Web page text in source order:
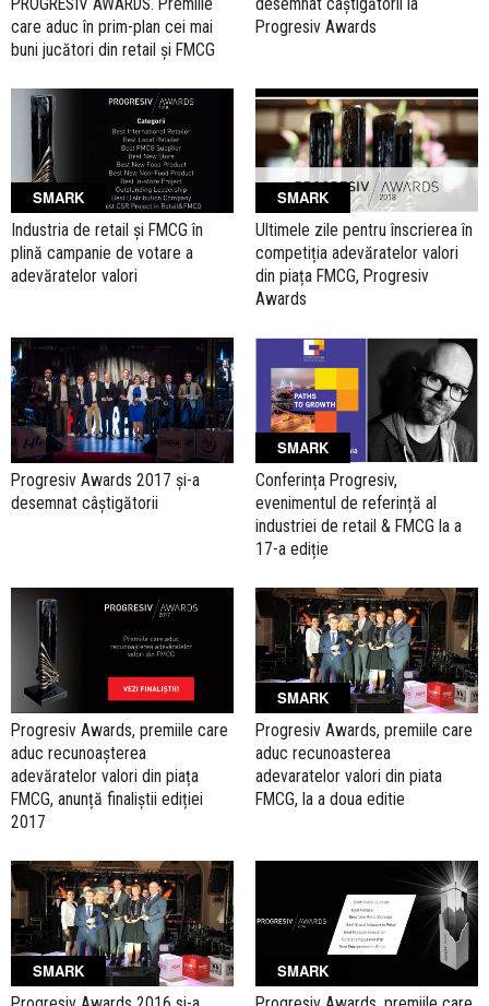
care aduc în prim-plan cei mai
buni jucători din retail și FMCG
Progresiv Awards
SMARK
Industria de retail și FMCG în
plină campanie de votare a
adevăratelor valori
SMARK
Ultimele zile pentru înscrierea în
competiția adevăratelor valori
din piața FMCG, Progresiv
Awards
Progresiv Awards 2017 și-a
desemnat câștigătorii
SMARK
Conferința Progresiv,
evenimentul de referință al
industriei de retail & FMCG la a
17-a ediție
Progresiv Awards, premiile care
aduc recunoașterea
adevăratelor valori din piața
FMCG, anunță finaliștii ediției
2017
SMARK
Progresiv Awards, premiile care
aduc recunoasterea
adevaratelor valori din piata
FMCG, la a doua editie
SMARK
SMARK